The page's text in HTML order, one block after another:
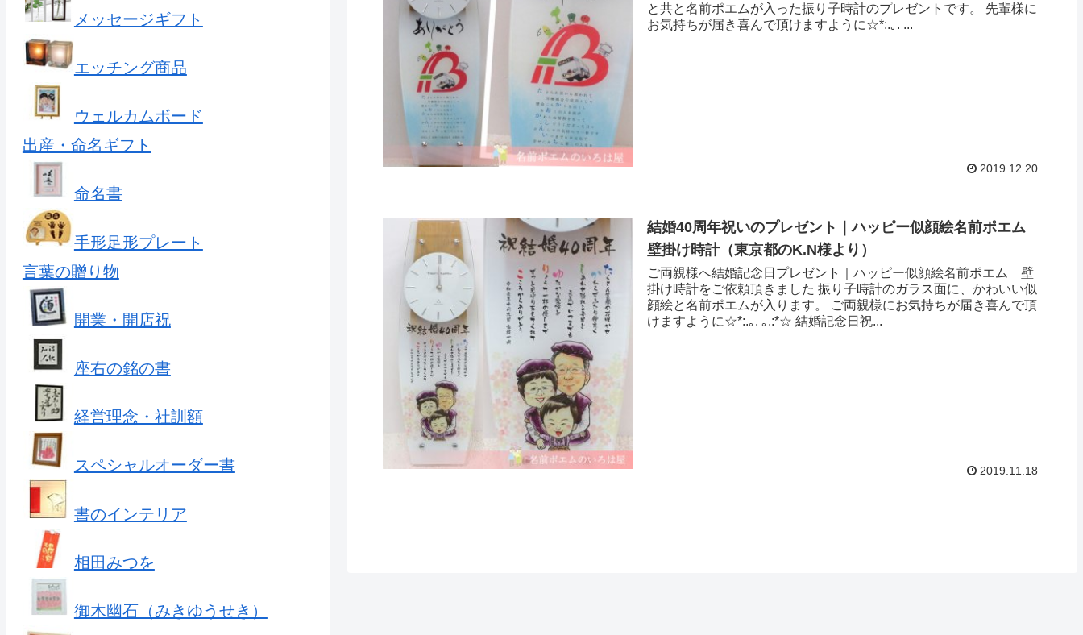
と共と名前ポエムが入った振り子時計のプレゼントです。 先輩様に
お気持ちが届き喜んで頂けますように☆*:.｡. ...
2019.12.20
結婚40周年祝いのプレゼント｜ハッピー似顔絵名前ポエム
壁掛け時計（東京都のK.N様より ）
ご両親様へ結婚記念日プレゼント｜ハッピー似顔絵名前ポエム 壁
掛け時計をご依頼頂きました 振り子時計のガラス面に、かわいい似
顔絵と名前ポエムが入ります。 ご両親様にお気持ちが届き喜んで頂
けますように☆*:.｡. ｡.:*☆ 結婚記念日祝...
2019.11.18
メッセージギフト
エッチング商品
ウェルカムボード
出産・命名ギフト
命名書
手形足形プレート
言葉の贈り物
開業・開店祝
座右の銘の書
経営理念・社訓額
スペシャルオーダー書
書のインテリア
相田みつを
御木幽石（みきゆうせき）